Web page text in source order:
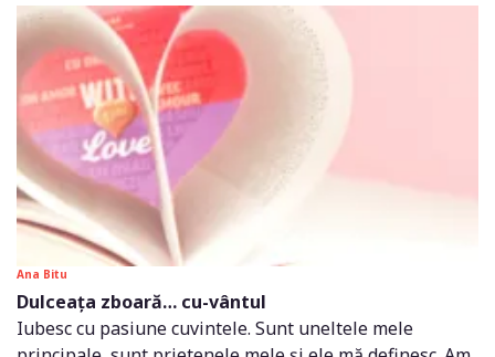
Ana Bitu
Dulceața zboară… cu-vântul
Iubesc cu pasiune cuvintele. Sunt uneltele mele